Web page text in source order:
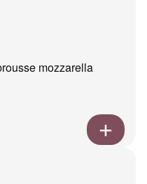
mozzarella